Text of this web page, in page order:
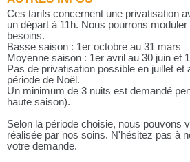
Ces tarifs concernent une privatisation
un départ à 11h. Nous pourrons
besoins.
Basse saison : 1er octobre au 31 mars
Moyenne saison : 1er avril au 30 juin et
Pas de privatisation possible en juillet et
période de Noël.
Un minimum de 3 nuits est demandé
haute saison).
Selon la période choisie, nous pouvons
réalisée par nos soins. N'hésitez pas à
votre demande.